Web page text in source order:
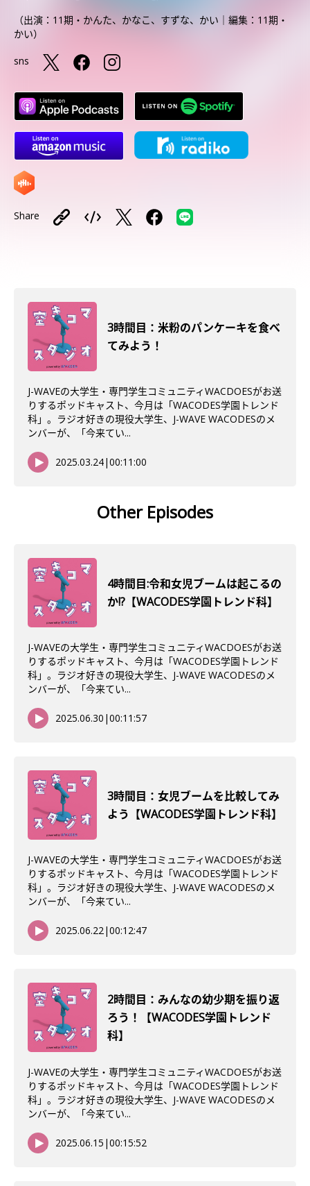
（出演：11期・かんた、かなこ、すずな、かい｜編集：11期・
かい）
sns
Share
3時間目：米粉のパンケーキを食べ
てみよう！
J-WAVEの大学生・専門学生コミュニティWACDOESがお送
りするポッドキャスト、今月は「WACODES学園トレンド
科」。ラジオ好きの現役大学生、J-WAVE WACODESのメ
ンバーが、「今来てい...
2025.03.24|00:11:00
Other Episodes
4時間目:令和女児ブームは起こるの
か!?【WACODES学園トレンド科】
J-WAVEの大学生・専門学生コミュニティWACDOESがお送
りするポッドキャスト、今月は「WACODES学園トレンド
科」。ラジオ好きの現役大学生、J-WAVE WACODESのメ
ンバーが、「今来てい...
2025.06.30 |00:11:57
3時間目：女児ブームを比較してみ
よう【WACODES学園トレンド科】
J-WAVEの大学生・専門学生コミュニティWACDOESがお送
りするポッドキャスト、今月は「WACODES学園トレンド
科」。ラジオ好きの現役大学生、J-WAVE WACODESのメ
ンバーが、「今来てい...
2025.06.22|00:12:47
2時間目：みんなの幼少期を振り返
ろう！【WACODES学園トレンド
科】
J-WAVEの大学生・専門学生コミュニティWACDOESがお送
りするポッドキャスト、今月は「WACODES学園トレンド
科」。ラジオ好きの現役大学生、J-WAVE WACODESのメ
ンバーが、「今来てい...
2025.06.15 |00:15:52